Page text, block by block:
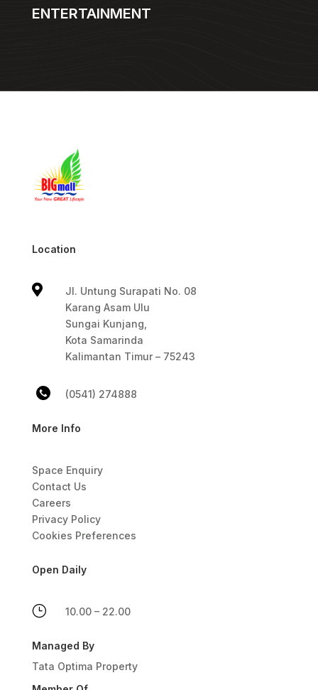
ENTERTAINMENT
Location

Jl. Untung Surapati No. 08
Karang Asam Ulu
Sungai Kunjang,
Kota Samarinda
Kalimantan Timur – 75243
(0541) 274888
More Info
Space Enquiry
Contact Us
Careers
Privacy Policy
Cookies Preferences
Open Daily
} 10.00 – 22.00
Managed By
Tata Optima Property